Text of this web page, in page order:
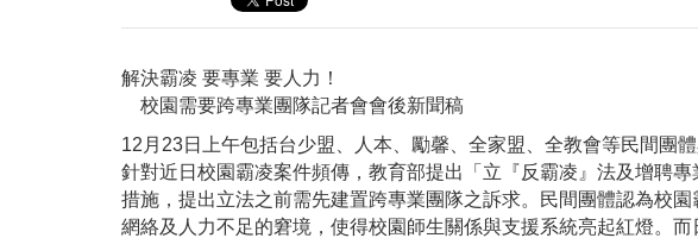
解決霸凌 要專業 要人力！
校園需要跨專業團隊記者會會後新聞稿
12月23日上午包括台少盟、人本、勵馨、全家盟、全教會等民間團
針對近日校園霸凌案件頻傳，教育部提出「立『反霸凌』法及增聘
措施，提出立法之前需先建置跨專業團隊之訴求。民間團體認為校
網絡及人力不足的窘境，使得校園師生關係與支援系統亮起紅燈。